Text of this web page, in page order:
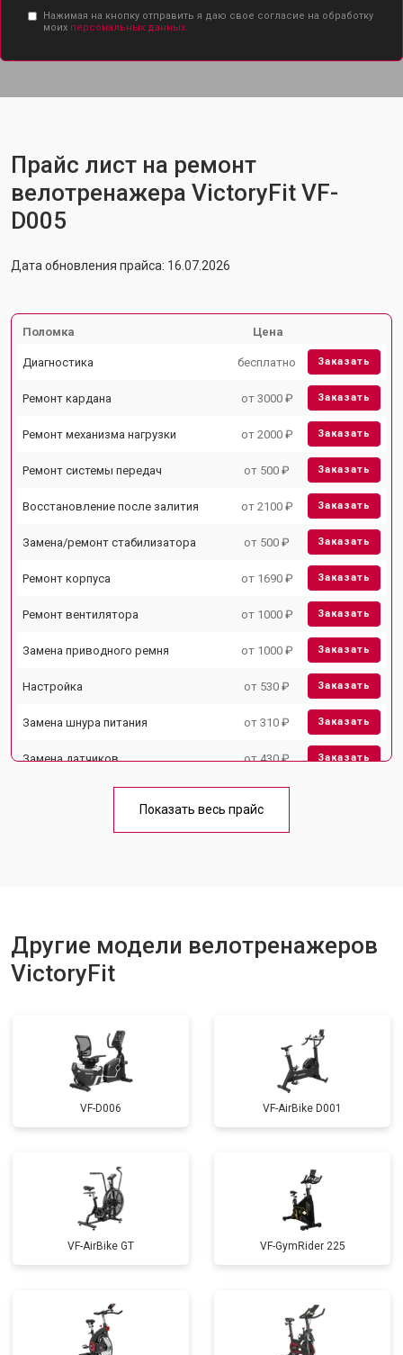
Нажимая на кнопку отправить я даю свое согласие на обработку
моих персональных данных.
Прайс лист на ремонт
велотренажера VictoryFit VF-
D005
Дата обновления прайса: 16.07.2026
Поломка Цена
Диагностика бесплатно Заказать
Ремонт кардана от 3000 ₽ Заказать
Ремонт механизма нагрузки от 2000 ₽ Заказать
Ремонт системы передач от 500 ₽ Заказать
Восстановление после залития от 2100 ₽ Заказать
Замена/ремонт стабилизатора от 500 ₽ Заказать
Ремонт корпуса от 1690 ₽ Заказать
Ремонт вентилятора от 1000 ₽ Заказать
Замена приводного ремня от 1000 ₽ Заказать
Настройка от 530 ₽ Заказать
Замена шнура питания от 310 ₽ Заказать
Замена датчиков от 430 ₽ Заказать
Комплексная чистка от 1500 ₽
Показать весь прайс
Другие модели велотренажеров
VictoryFit
VF-D006 VF-AirBike D001
VF-AirBike GT VF-GymRider 225